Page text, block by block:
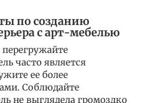
по созданию
с арт-мебелью
часто является
ее более
Соблюдайте
не выглядела громоздко